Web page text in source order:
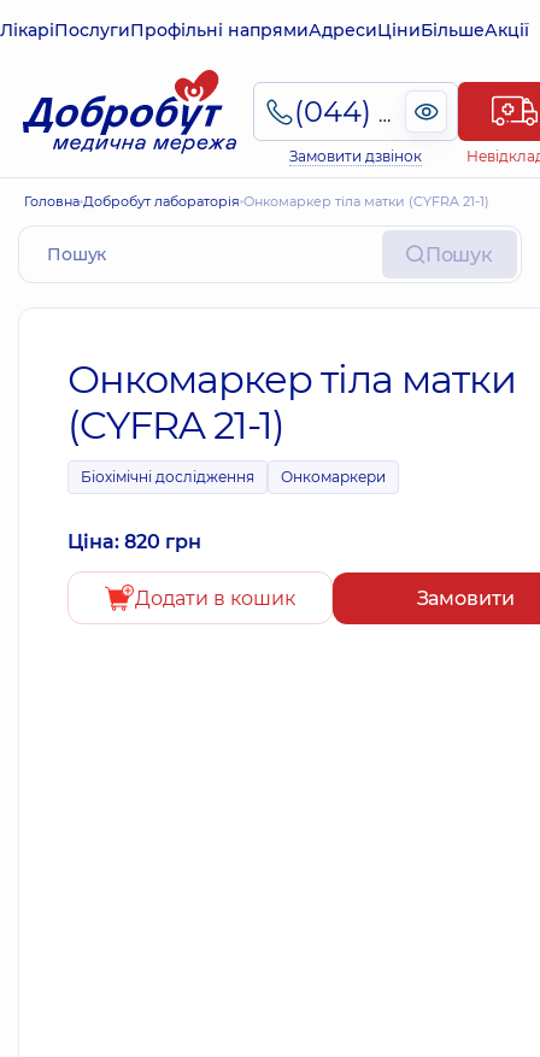
ЛікаріПослугиПрофільні напрямиАдресиЦіниБільшеАкції
(044) 495-2-888
Замовити дзвінок
Головна Добробут лабораторія Онкомаркер тіла матки (CYFRA 21-1)
Пошук
Онкомаркер тіла матки
(CYFRA 21-1)
Біохімічні дослідження Онкомаркери
Ціна: 820 грн
Додати в кошик Замовити